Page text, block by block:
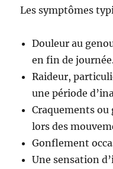
Les symptômes
Douleur au
en fin de
Raideur,
une période
Craquements
lors des
Gonflement
Une sensation